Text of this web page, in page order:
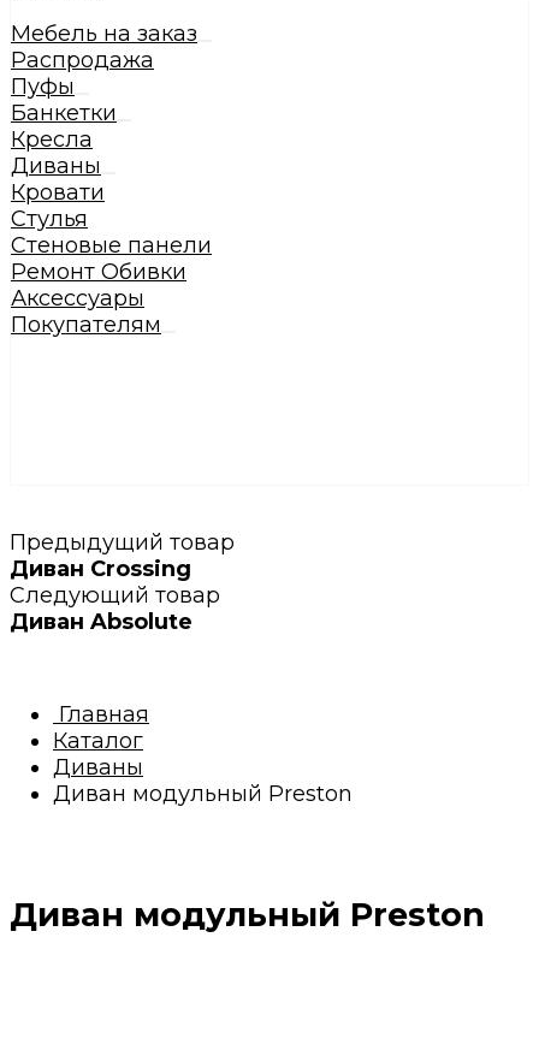
Мебель на заказ
Распродажа
Пуфы
Банкетки
Кресла
Диваны
Кровати
Стулья
Стеновые панели
Ремонт Обивки
Аксессуары
Покупателям
Предыдущий товар
Диван Crossing
Следующий товар
Диван Absolute
Главная
Каталог
Диваны
Диван модульный Preston
Диван модульный Preston